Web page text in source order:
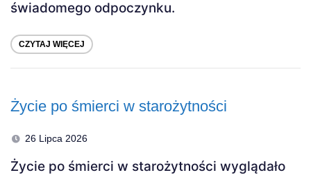
świadomego odpoczynku.
CZYTAJ WIĘCEJ
Życie po śmierci w starożytności
26 Lipca 2026
Życie po śmierci w starożytności wyglądało